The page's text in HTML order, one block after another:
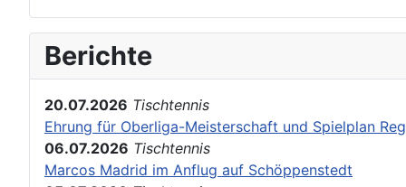
Berichte
20.07.2026 Tischtennis
Ehrung für Oberliga-Meisterschaft und Spielplan
06.07.2026 Tischtennis
Marcos Madrid im Anflug auf Schöppenstedt